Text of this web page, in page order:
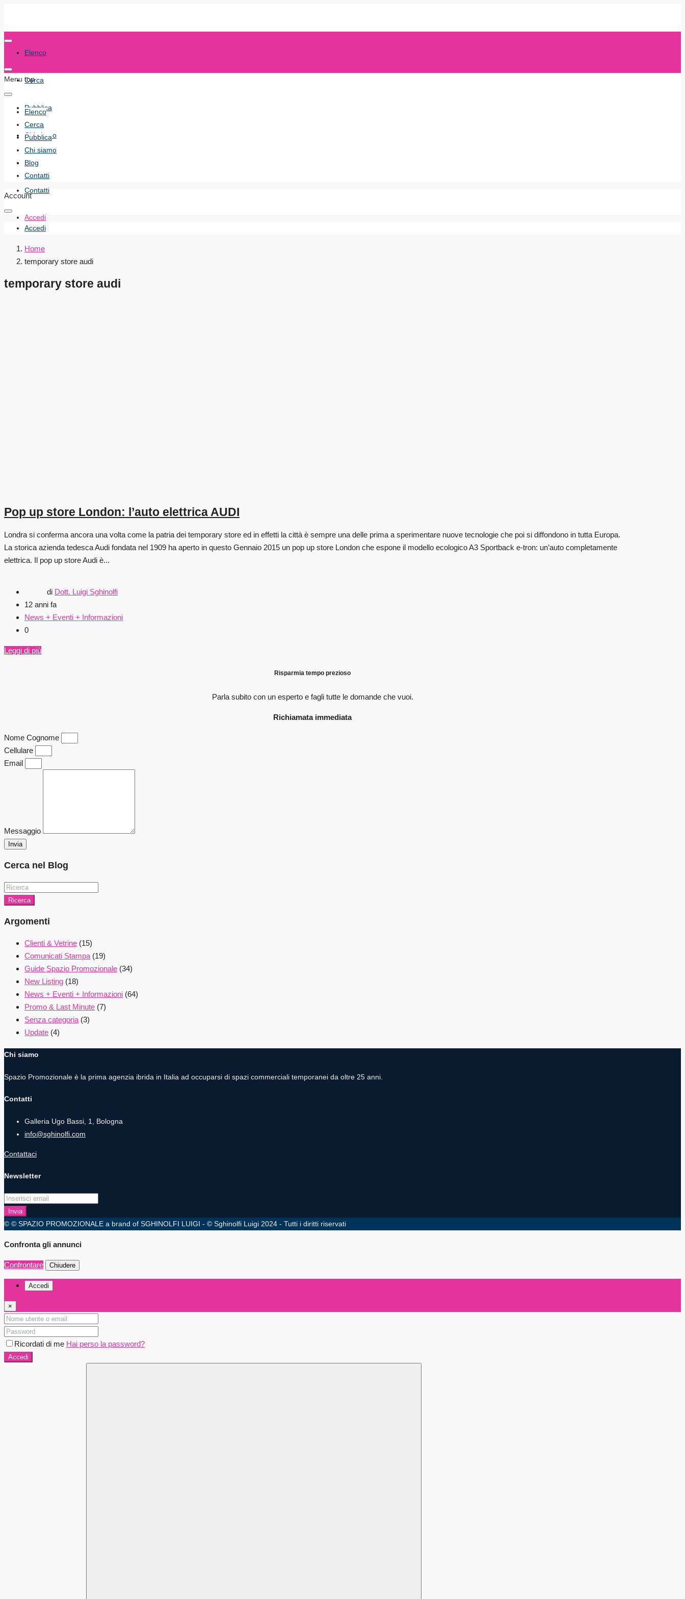
Elenco
Cerca
Pubblica
Chi siamo
Blog
Contatti
Accedi
Menu top
Elenco
Cerca
Pubblica
Chi siamo
Blog
Contatti
Account
Accedi
Home
temporary store audi
temporary store audi
Pop up store London: l’auto elettrica AUDI
Londra si conferma ancora una volta come la patria dei temporary store ed in effetti la città è sempre una delle prima a sperimentare nuove tecnologie che poi si diffondono in tutta Europa.
La storica azienda tedesca Audi fondata nel 1909 ha aperto in questo Gennaio 2015 un pop up store London che espone il modello ecologico A3 Sportback e-tron: un’auto completamente
elettrica. Il pop up store Audi è...
di Dott. Luigi Sghinolfi
12 anni fa
News + Eventi + Informazioni
0
Leggi di più
Risparmia tempo prezioso
Parla subito con un esperto e faglitutte le domande che vuoi.
Richiamata immediata
Nome Cognome
Cellulare
Email
Messaggio
Invia
Cerca nel Blog
Ricerca
Argomenti
Clienti & Vetrine (15)
Comunicati Stampa(19)
Guide Spazio Promozionale (34)
New Listing (18)
News + Eventi + Informazioni (64)
Promo & Last Minute (7)
Senza categoria(3)
Update (4)
Chi siamo
Spazio Promozionale è la prima agenzia ibrida in Italia ad occuparsi di spazi commerciali temporanei da oltre 25 anni.
Contatti
Galleria Ugo Bassi, 1, Bologna
info@sghinolfi.com
Contattaci
Newsletter
Invia
© © SPAZIO PROMOZIONALE a brand of SGHINOLFI LUIGI - © Sghinolfi Luigi 2024 - Tutti i diritti riservati
Confronta gli annunci
Confrontare Chiudere
Accedi
×
Ricordati di me Hai perso la password?
Accedi